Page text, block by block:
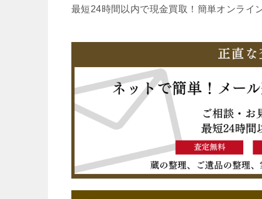
最短24時間以内で現金買取！簡単オンライ